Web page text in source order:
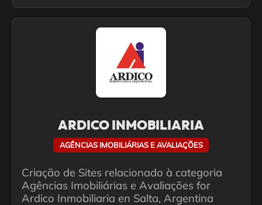
ARDICO INMOBILIARIA
AGÊNCIAS IMOBILIÁRIAS E AVALIAÇÕES
Criação de Sites relacionado à categoria
Agências Imobiliárias e Avaliações for
Ardico Inmobiliaria en Salta, Argentina